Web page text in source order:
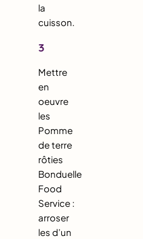
la
cuisson.
3
Mettre
en
oeuvre
les
Pomme
de terre
rôties
Bonduelle
Food
Service :
arroser
les d’un